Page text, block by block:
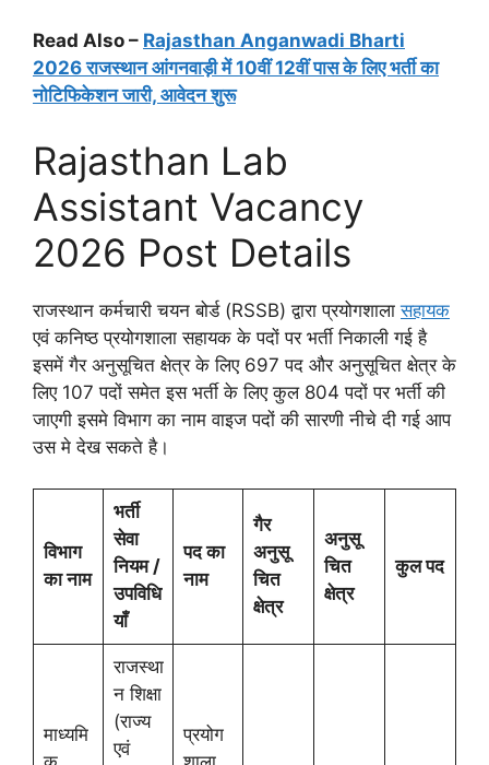
Read Also – Rajasthan Anganwadi Bharti
2026 राजस्थान आंगनवाड़ी में 10वीं 12वीं पास के लिए भर्ती का
नोटिफिकेशन जारी, आवेदन शुरू
Rajasthan Lab
Assistant Vacancy
2026 Post Details
राजस्थान कर्मचारी चयन बोर्ड (RSSB) द्वारा प्रयोगशालासहायक
एवं कनिष्ठ प्रयोगशाला सहायक के पदों पर भर्ती निकाली गई है
इसमें गैर अनुसूचित क्षेत्र के लिए 697 पद और अनुसूचित क्षेत्र के
लिए 107 पदों समेत इस भर्ती के लिए कुल 804 पदों पर भर्ती की
जाएगी इसमे विभाग का नाम वाइज पदों की सारणी नीचे दी गई आप
उस मे देख सकते है।
विभाग
का नाम
भर्ती
सेवा
नियम /
उपविधि
याँ
पद का
नाम
गैर
अनुसू
चित
क्षेत्र
अनुसू
चित
क्षेत्र
कुल पद
माध्यमि
राजस्था
न शिक्षा
(राज्य
एवं
प्रयोग